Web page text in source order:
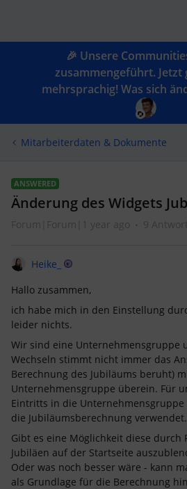
🎉 Unsere
zusammengeführt.
mehrsprachig! Was sich
Mitarbeiterdaten & Dokumente
ANSWERED
Änderung des Widgets
Forum|Forum|1 year ago 9
Heike_
Hallo zusammen,
ich habe mich in den Einstellung
leider nichts.
Wir sind eine Unternehmensgruppe
Wechseln stimmt nicht immer das
Berechnung des Jubiläums beruht)
Unternehmensgruppe überein. Für
Eintritts in die
die Jubiläumsberechnung verwendet.
Gibt es eine Möglichkeit diese durch
Jubiläen auf der Startseite
Oder was noch besser wäre - kann
als Grundlage für die Berechnung